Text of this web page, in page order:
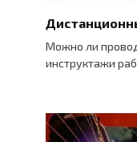
Можно ли
инструктажи